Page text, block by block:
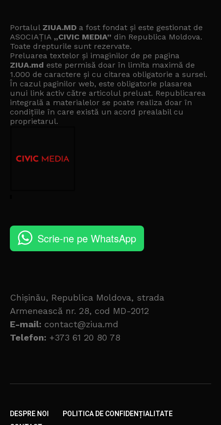
Portalul ZIUA.MD a fost fondat și este gestionat de
ASOCIAȚIA „CIVIC MEDIA” din Republica Moldova.
Toate drepturile sunt rezervate.
Preluarea textelor și imaginilor de pe pagina
ZIUA.md este permisă doar în limita maximă de
1.000 de caractere și cu citarea obligatorie a sursei.
În cazul paginilor web, este obligatorie plasarea
unui link activ către articolul preluat. Republicarea
integrală a materialelor se poate realiza doar în
condițiile în care există un acord prealabil cu
proprietarul.
Scrie-ne pe WhatsApp
Chișinău, Republica Moldova, strada
Armenească nr. 28, cod MD-2012
E-mail: contact@ziua.md
Telefon: +373 61 20 80 78
DESPRE NOI
POLITICA DE CONFIDENȚIALITATE